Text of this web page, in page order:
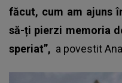
făcut, cum am ajuns
să-ți pierzi memoria
speriat”, a povestit